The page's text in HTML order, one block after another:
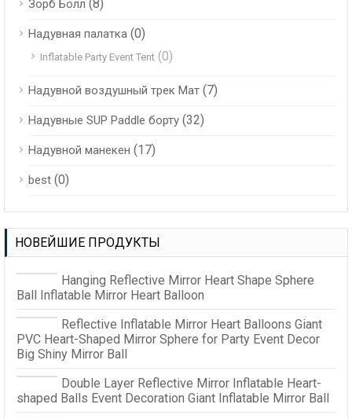
Зорб Болл (8)
Надувная палатка (0)
Inflatable Party Event Tent (0)
Надувной воздушный трек Мат (7)
Надувные SUP Paddle борту (32)
Надувной манекен (17)
best (0)
НОВЕЙШИЕ ПРОДУКТЫ
Hanging Reflective Mirror Heart Shape Sphere
Ball Inflatable Mirror Heart Balloon
Reflective Inflatable Mirror Heart Balloons Giant
PVC Heart-Shaped Mirror Sphere for Party Event Decor
Big Shiny Mirror Ball
Double Layer Reflective Mirror Inflatable Heart-
shaped Balls Event Decoration Giant Inflatable Mirror Ball